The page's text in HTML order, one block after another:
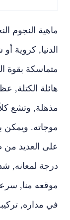
ماهية النجوم
الدنيا‏,‏ كروية
متماسكة بقوة
هائلة الكتلة‏,‏
مذهلة‏,‏ وتشع
موجاته‏.‏ ويمكن
على العديد من
درجة لمعانه‏,‏
موقعه منا‏,‏
في مداره‏,‏